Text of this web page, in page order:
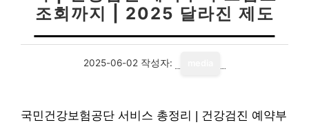
조회까지 | 2025 달라진 제도
2025-06-02 작성자:
국민건강보험공단 서비스 총정리 | 건강검진 예약부